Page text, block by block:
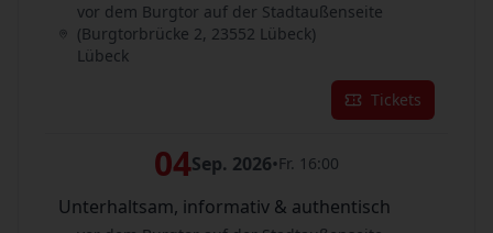
vor dem Burgtor auf der Stadtaußenseite
(Burgtorbrücke 2, 23552 Lübeck)
Lübeck
Tickets
04Sep. 2026•Fr. 16:00
Unterhaltsam, informativ & authentisch